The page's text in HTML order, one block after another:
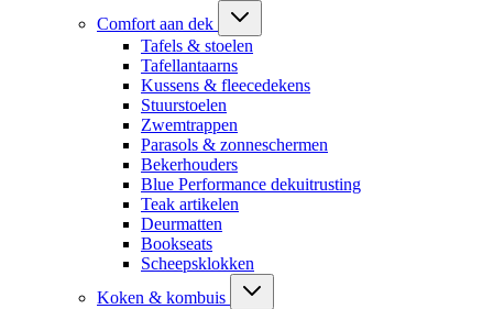
Comfort aan dek
Tafels & stoelen
Tafellantaarns
Kussens & fleecedekens
Stuurstoelen
Zwemtrappen
Parasols & zonneschermen
Bekerhouders
Blue Performance dekuitrusting
Teak artikelen
Deurmatten
Bookseats
Scheepsklokken
Koken & kombuis